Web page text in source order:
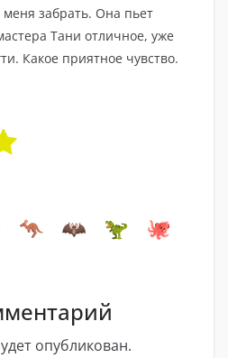
забрать. Она пьет
Тани отличное, уже
Какое приятное чувство.
опубликован.